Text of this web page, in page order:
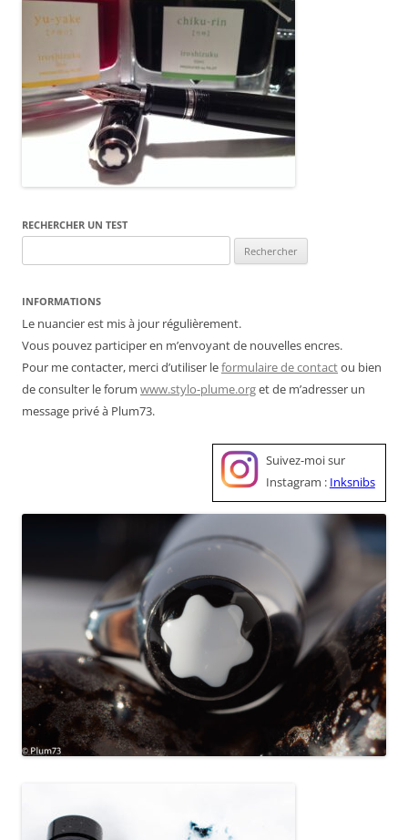
RECHERCHER UN TEST
INFORMATIONS
Le nuancier est mis à jour régulièrement.
Vous pouvez participer en m’envoyant de nouvelles encres.
Pour me contacter, merci d’utiliser leformulaire de contactou bien
de consulter le forum www.stylo-plume.orget de m’adresser un
message privé à Plum73.
Suivez-moi sur
Instagram : Inksnibs